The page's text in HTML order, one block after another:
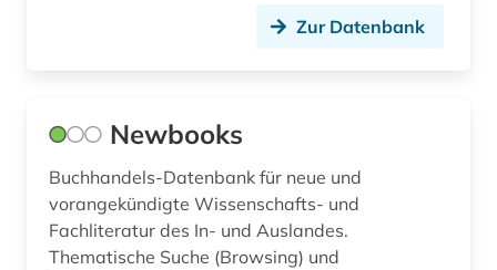
Zur Datenbank
Newbooks
Buchhandels-Datenbank für neue und
vorangekündigte Wissenschafts- und
Fachliteratur des In- und Auslandes.
Thematische Suche (Browsing) und